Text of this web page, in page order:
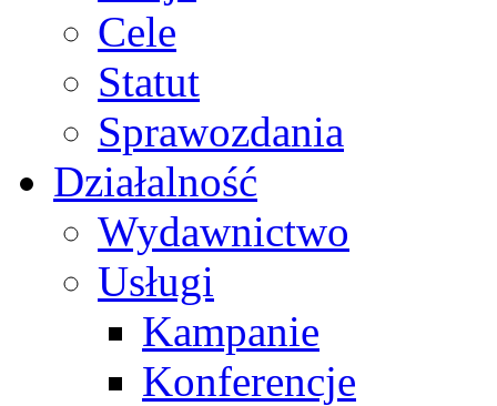
Cele
Statut
Sprawozdania
Działalność
Wydawnictwo
Usługi
Kampanie
Konferencje